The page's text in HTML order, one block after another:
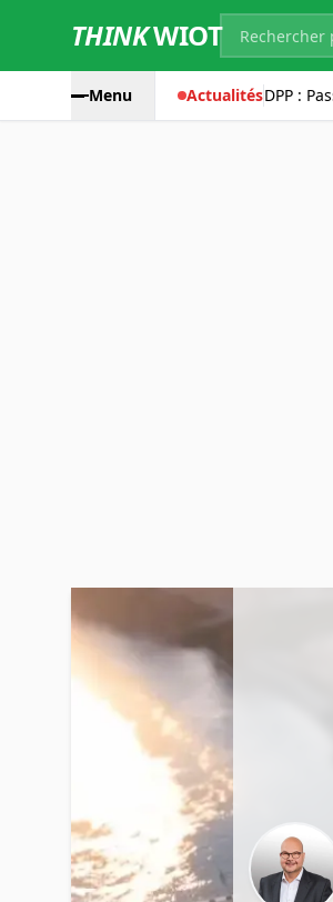
THINKWIOT
Menu ActualitésDPP :